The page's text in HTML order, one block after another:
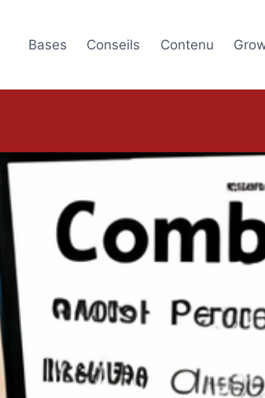
Bases Conseils Contenu